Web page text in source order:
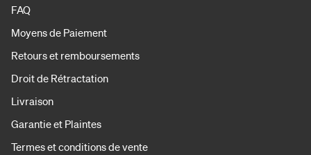
FAQ
Moyens de Paiement
Retours et remboursements
Droit de Rétractation
Livraison
Garantie et Plaintes
Termes et conditions de vente